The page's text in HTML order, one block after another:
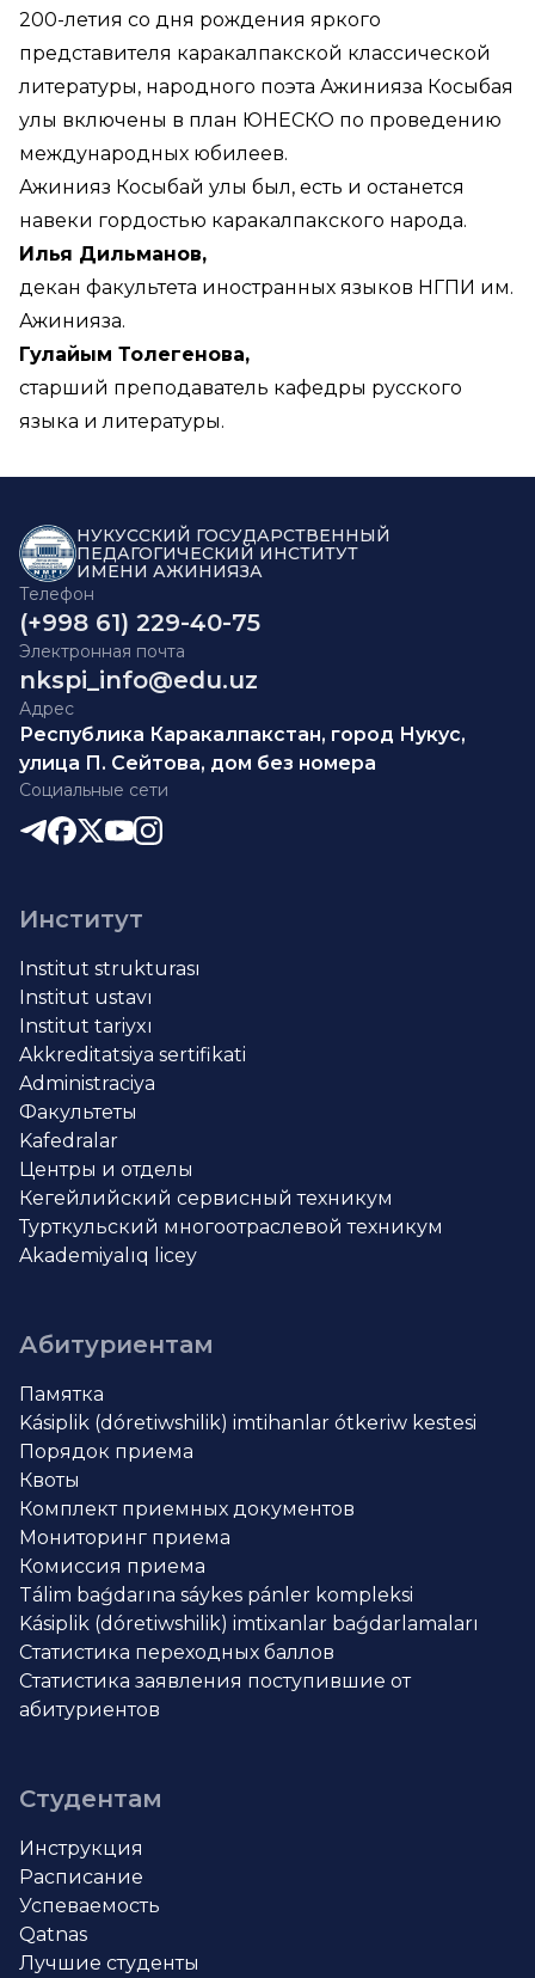
200-летия со дня рождения яркого
представителя каракалпакской классической
литературы, народного поэта Ажинияза Косыбая
улы включены в план ЮНЕСКО по проведению
международных юбилеев.
Ажинияз Косыбай улы был, есть и останется
навеки гордостью каракалпакского народа.
Илья Дильманов,
декан факультета иностранных языков НГПИ им.
Ажинияза.
Гулайым Толегенова,
старший преподаватель кафедры русского
языка и литературы.
НУКУССКИЙ ГОСУДАРСТВЕННЫЙ
ПЕДАГОГИЧЕСКИЙ ИНСТИТУТ
ИМЕНИ АЖИНИЯЗА
Телефон
(+998 61) 229-40-75
Электронная почта
nkspi_info@edu.uz
Адрес
Республика Каракалпакстан, город Нукус,
улица П. Сейтова, дом без номера
Социальные сети
Институт
Institut strukturası
Institut ustavı
Institut tariyxı
Akkreditatsiya sertifikati
Administraciya
Факультеты
Kafedralar
Центры и отделы
Кегейлийский сервисный техникум
Турткульский многоотраслевой техникум
Akademiyalıq licey
Абитуриентам
Памятка
Kásiplik (dóretiwshilik) imtihanlar ótkeriw kestesi
Порядок приема
Квоты
Комплект приемных документов
Мониторинг приема
Комиссия приема
Tálim baǵdarına sáykes pánler kompleksi
Kásiplik (dóretiwshilik) imtixanlar baǵdarlamaları
Статистика переходных баллов
Статистика заявления поступившие от
абитуриентов
Студентам
Инструкция
Расписание
Успеваемость
Qatnas
Лучшие студенты